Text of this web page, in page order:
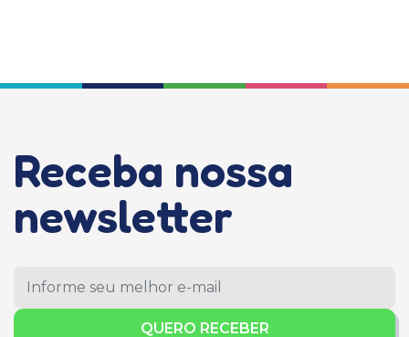
Receba nossa
newsletter
QUERO RECEBER